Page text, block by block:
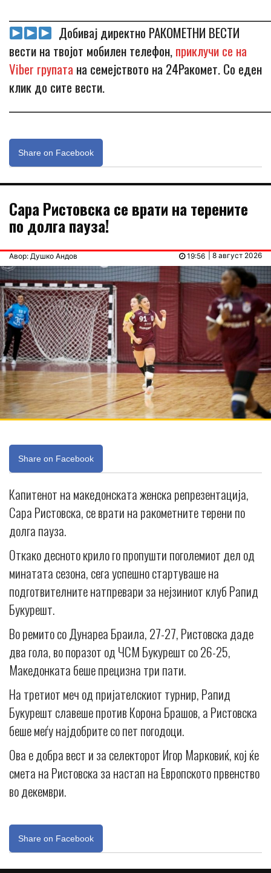
Добивај директно РАКОМЕТНИ ВЕСТИ
вести на твојот мобилен телефон,приклучи се на
Viber групата на семејството на 24Ракомет. Со еден
клик до сите вести.
Share on Facebook
Сара Ристовска се врати на терените
по долга пауза!
Авор: Душко Андов | 8 август 2026
19:56
Share on Facebook
Капитенот на македонската женска репрезентација,
Сара Ристовска, се врати на ракометните терени по
долга пауза.
Откако десното крило го пропушти поголемиот дел од
минатата сезона, сега успешно стартуваше на
подготвителните натпревари за нејзиниот клуб Рапид
Букурешт.
Во ремито со Дунареа Браила, 27-27, Ристовска даде
два гола, во поразот од ЧСМ Букурешт со 26-25,
Македонката беше прецизна три пати.
На третиот меч од пријателскиот турнир, Рапид
Букурешт славеше против Корона Брашов, а Ристовска
беше меѓу најдобрите со пет погодоци.
Ова е добра вест и за селекторот Игор Марковиќ, кој ќе
смета на Ристовска за настап на Европското првенство
во декември.
Share on Facebook